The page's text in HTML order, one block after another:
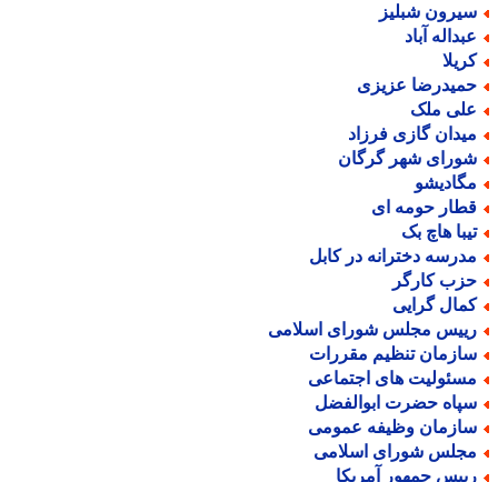
شبلیز
آباد
عزیزی
ملک
گازی فرزاد
شهر گرگان
حومه ای
هاچ بک
دخترانه در کابل
کارگر
گرایی
مجلس شورای اسلامی
تنظیم مقررات
های اجتماعی
حضرت ابوالفضل
وظیفه عمومی
شورای اسلامی
جمهور آمریکا